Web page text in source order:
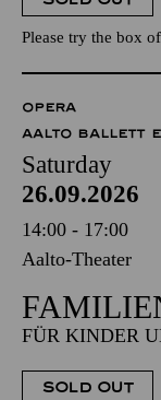
Please try the box
OPERA
AALTO BALLETT
Saturday
26.09.2026
14:00 - 17:00
Aalto-Theater
FÜR KINDER
SOLD OUT